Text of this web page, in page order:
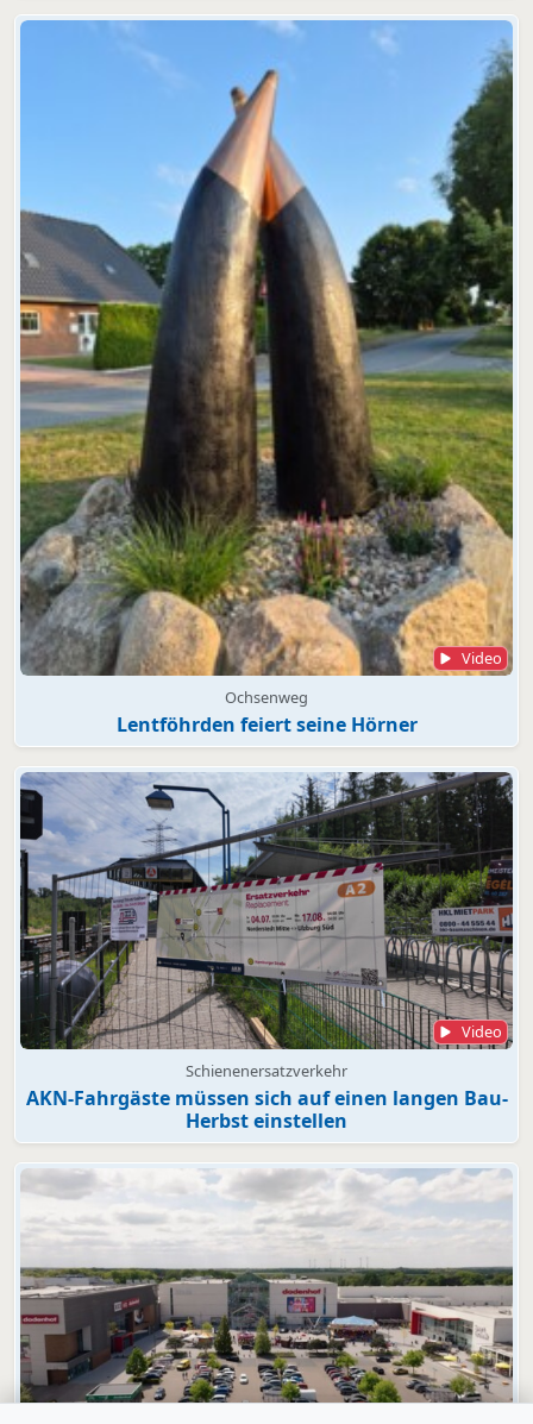
Video
Ochsenweg
Lentföhrden feiert seine Hörner
Video
Schienenersatzverkehr
AKN-Fahrgäste müssen sich auf einen langen Bau-
Herbst einstellen